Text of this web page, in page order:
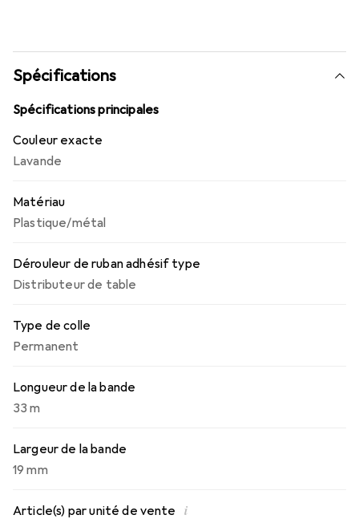
Spécifications
Spécifications principales
Couleur exacte
Lavande
Matériau
Plastique/métal
Dérouleur de ruban adhésif type
Distributeur de table
Type de colle
Permanent
Longueur de la bande
33 m
Largeur de la bande
19 mm
Article(s) par unité de vente i